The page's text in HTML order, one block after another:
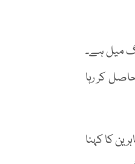
میل ہے۔
کر رہا
کا کہنا